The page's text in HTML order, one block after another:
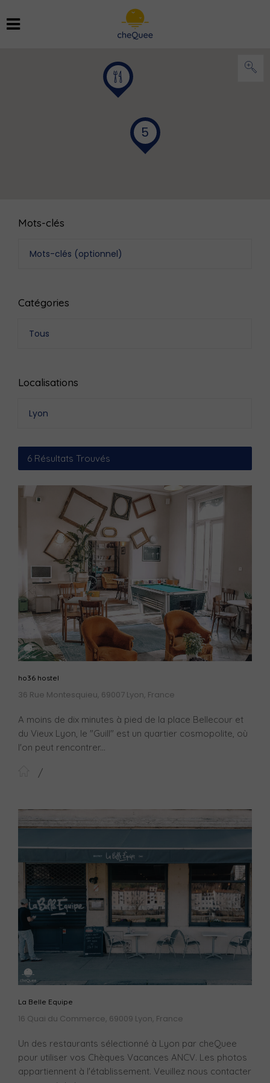
5
Mots-clés
Catégories
Tous
Localisations
Lyon
6 Résultats Trouvés
ho36 hostel
36 Rue Montesquieu, 69007 Lyon, France
A moins de dix minutes à pied de la place Bellecour et
du Vieux Lyon, le "Guill" est un quartier cosmopolite, où
l'on peut rencontrer...
La Belle Equipe
16 Quai du Commerce, 69009 Lyon, France
Un des restaurants sélectionné à Lyon par cheQuee
pour utiliser vos Chèques Vacances ANCV. Les photos
appartiennent à l'établissement. Veuillez nous contacter